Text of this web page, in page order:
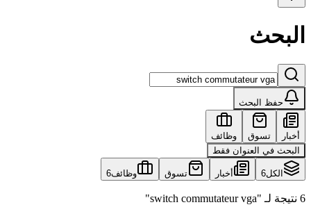
البحث
حفظ البحث
أخبار تسوق
وظائف
البحث في العنوان فقط
الكل6 أخبار تسوق وظائف6
6 نتيجة لـ "switch commutateur vga"